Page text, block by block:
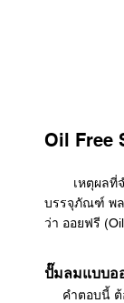
Oil Free
เหตุผลที่จำเ
บรรจุภัณฑ์ พล
ว่า ออยฟรี
ปั๊มลมแบบอ
คำตอบนี้ ต้อ